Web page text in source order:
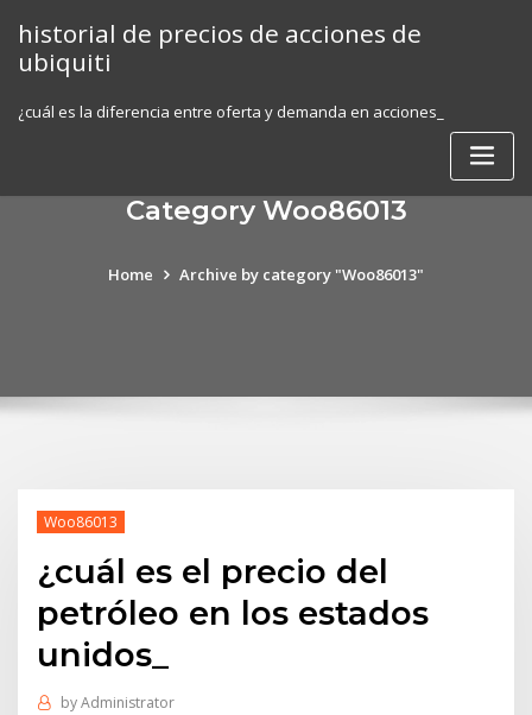
content
historial de precios de acciones de
ubiquiti
¿cuál es la diferencia entre oferta y demanda en acciones_
Category Woo86013
Home Archive by category "Woo86013"
Woo86013
¿cuál es el precio del
petróleo en los estados
unidos_
byAdministrator